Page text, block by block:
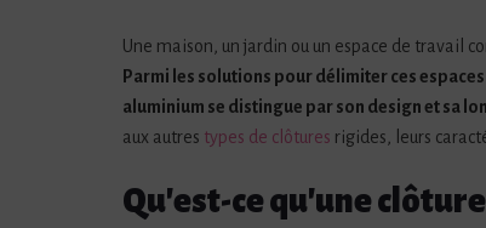
Une maison, un jardin ou un espace de travail
Parmi les solutions pour délimiter ces
aluminium se distingue par son design et sa
aux autres types de clôtures rigides, leurs
Qu'est-ce qu'une